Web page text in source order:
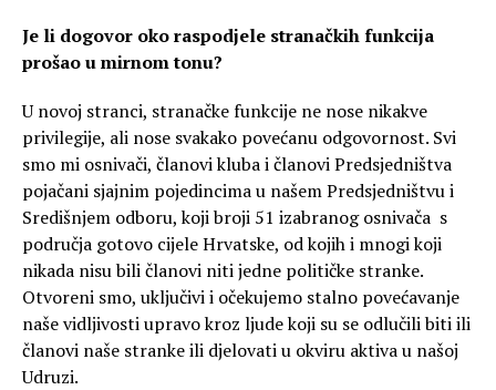
Je li dogovor oko raspodjele stranačkih funkcija
prošao u mirnom tonu?
U novoj stranci, stranačke funkcije ne nose nikakve
privilegije, ali nose svakako povećanu odgovornost. Svi
smo mi osnivači, članovi kluba i članovi Predsjedništva
pojačani sjajnim pojedincima u našem Predsjedništvu i
Središnjem odboru, koji broji 51 izabranog osnivača s
područja gotovo cijele Hrvatske, od kojih i mnogi koji
nikada nisu bili članovi niti jedne političke stranke.
Otvoreni smo, uključivi i očekujemo stalno povećavanje
naše vidljivosti upravo kroz ljude koji su se odlučili biti ili
članovi naše stranke ili djelovati u okviru aktiva u našoj
Udruzi.